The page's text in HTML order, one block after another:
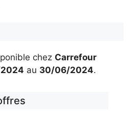
chez Carrefour
au 30/06/2024.